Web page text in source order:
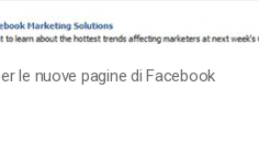
le nuove pagine di Facebook